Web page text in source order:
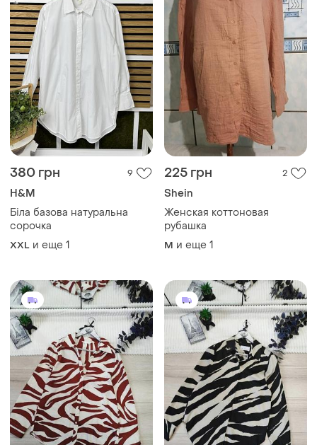
380 грн 9
H&M
Біла базова натуральна
сорочка
XXL и еще 1
225 грн 2
Shein
Женская коттоновая
рубашка
M и еще 1